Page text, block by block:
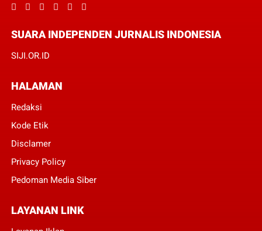
SUARA INDEPENDEN JURNALIS INDONESIA
SIJI.OR.ID
HALAMAN
Redaksi
Kode Etik
Disclamer
Privacy Policy
Pedoman Media Siber
LAYANAN LINK